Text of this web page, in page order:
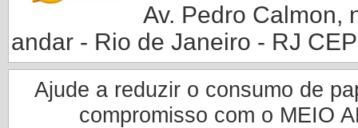
Av. Pedro Calmon,
andar - Rio de Janeiro - RJ
Ajude a reduzir o consumo de
compromisso com o MEIO